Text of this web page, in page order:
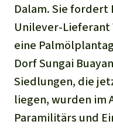
Dalam. Sie fordert
Unilever-
eine
Dorf Sungai
Siedlungen, die
liegen, wurden im
Paramilitärs und